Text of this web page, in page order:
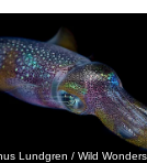
Lundgren / Wild